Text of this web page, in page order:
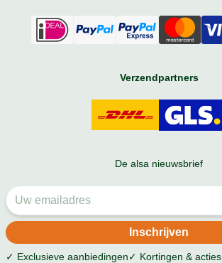
Verzendpartners
De alsa nieuwsbrief
✓ Exclusieve aanbiedingen✓ Kortingen & acties